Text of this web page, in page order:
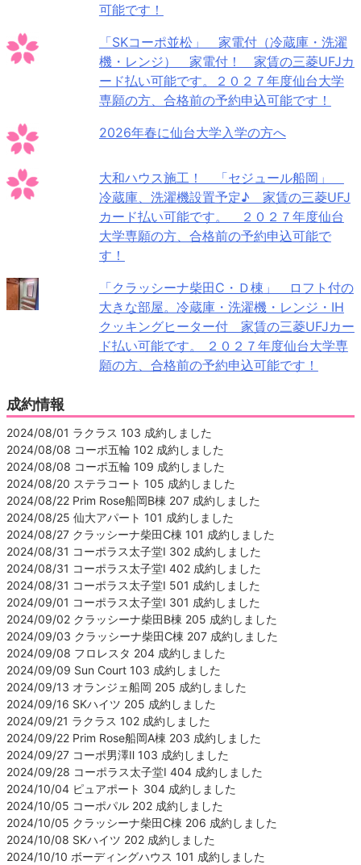
可能です！
「SKコーポ並松」 家電付（冷蔵庫・洗濯
機・レンジ） 家電付！ 家賃の三菱UFJカ
ード払い可能です。２０２７年度仙台大学
専願の方、合格前の予約申込可能です！
2026年春に仙台大学入学の方へ
大和ハウス施工！ 「セジュール船岡」
冷蔵庫、洗濯機設置予定♪ 家賃の三菱UFJ
カード払い可能です。 ２０２７年度仙台
大学専願の方、合格前の予約申込可能で
す！
「クラッシーナ柴田C・Ｄ棟」 ロフト付の
大きな部屋。冷蔵庫・洗濯機・レンジ・IH
クッキングヒーター付 家賃の三菱UFJカー
ド払い可能です。 ２０２７年度仙台大学専
願の方、合格前の予約申込可能です！
成約情報
2024/08/01 ラクラス 103 成約しました
2024/08/08 コーポ五輪 102 成約しました
2024/08/08 コーポ五輪 109 成約しました
2024/08/20 ステラコート 105 成約しました
2024/08/22 Prim Rose船岡B棟 207 成約しました
2024/08/25 仙大アパート 101 成約しました
2024/08/27 クラッシーナ柴田C棟 101 成約しました
2024/08/31 コーポラス太子堂Ⅰ 302 成約しました
2024/08/31 コーポラス太子堂Ⅰ 402 成約しました
2024/08/31 コーポラス太子堂Ⅰ 501 成約しました
2024/09/01 コーポラス太子堂Ⅰ 301 成約しました
2024/09/02 クラッシーナ柴田B棟 205 成約しました
2024/09/03 クラッシーナ柴田C棟 207 成約しました
2024/09/08 フロレスタ 204 成約しました
2024/09/09 Sun Court 103 成約しました
2024/09/13 オランジェ船岡 205 成約しました
2024/09/16 SKハイツ 205 成約しました
2024/09/21 ラクラス 102 成約しました
2024/09/22 Prim Rose船岡A棟 203 成約しました
2024/09/27 コーポ男澤Ⅱ 103 成約しました
2024/09/28 コーポラス太子堂Ⅰ 404 成約しました
2024/10/04 ピュアポート 304 成約しました
2024/10/05 コーポパル 202 成約しました
2024/10/05 クラッシーナ柴田C棟 206 成約しました
2024/10/08 SKハイツ 202 成約しました
2024/10/10 ボーディングハウス 101 成約しました